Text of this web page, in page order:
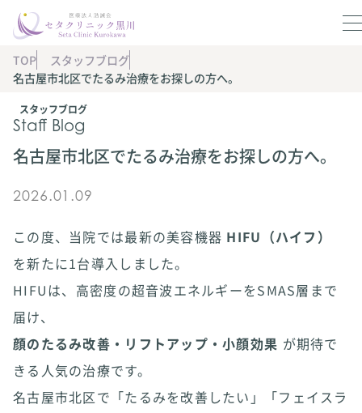
スタッフブログ
Staff Blog
TOP
スタッフブログ
名古屋市北区でたるみ治療をお探しの方へ。
名古屋市北区でたるみ治療をお探しの方へ。
2026.01.09
この度、当院では最新の美容機器 HIFU（ハイフ）
を新たに1台導入しました。
HIFUは、高密度の超音波エネルギーをSMAS層まで
届け、
顔のたるみ改善・リフトアップ・小顔効果 が期待で
きる人気の治療です。
名古屋市北区で「たるみを改善したい」「フェイスラ